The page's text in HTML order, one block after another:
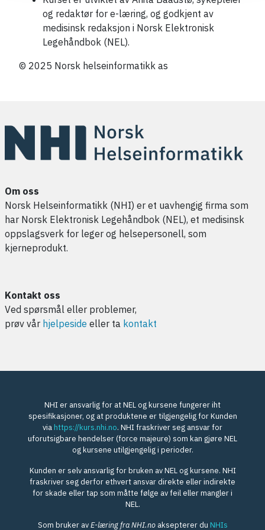
og redaktør for e-læring, og godkjent av
medisinsk redaksjon i Norsk Elektronisk
Legehåndbok (NEL).
© 2025 Norsk helseinformatikk as
Om oss
Norsk Helseinformatikk (NHI) er et uavhengig firma som
har Norsk Elektronisk Legehåndbok (NEL), et medisinsk
oppslagsverk for leger og helsepersonell, som
kjerneprodukt.
Kontakt oss
Ved spørsmål eller problemer,
prøv vår hjelpeside eller ta kontakt
NHI er ansvarlig for at NEL og kursene fungerer iht
spesifikasjoner, og at produktene er tilgjengelig for Kunden
via https://kurs.nhi.no. NHI fraskriver seg ansvar for
uforutsigbare hendelser (force majeure) som kan gjøre NEL
og kursene utilgjengelig i perioder.
Kunden er selv ansvarlig for bruken av NEL og kursene. NHI
fraskriver seg derfor ethvert ansvar direkte eller indirekte
for skade eller tap som måtte følge av feil eller mangler i
NEL.
Som bruker avE-læring fra NHI.noaksepterer du NHIs